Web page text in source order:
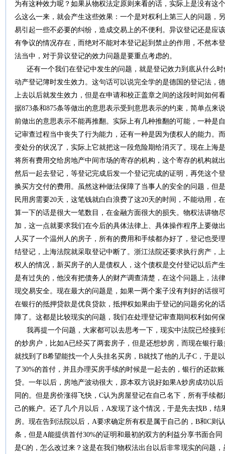
为有这种效力呢？如果从物权法定原则来看的话，实际上是没有这
么这么一来，就会产生这些效果：一个是对权利上第三人的问题，
易引起一些不必要的纠纷，造成交易上的不便利。异议登记还是应
有争议的情况存在，而绝对不能对本登记起到禁止的作用，不然本
法当中，对于异议登记的效力问题是要重点考虑的。
还有一个我们在登记中发生的问题，就是登记效力到底从什么时
动产登记簿时发生效力。这句话可以说完全学的是德国的登记法，
上去以后就发生效力，但是在申请和校正盖章之间的这段时间如何
据873条和875条等做出的意思表示受到意思表示的约束，简单点来
前做出的意思表示不能再推翻。实际上有几种推翻的可能，一种是
记审查过程当中丧失了行为能力，还有一种是因为债权人的能力。
变处分的状况了，实际上它就把这一段危险期给消灭了。现在上海
将所有费用交给房地产中间市场的寄存的机构，这个寄存的机构就
然后一起去登记，等登记完成后发一个登记完成的证明，再凭这个
换买方交付的费用。虽然这种做法保障了当事人的安全的问题，但
民用房需要20天，这笔钱就白白浪费了这20天的时间，不能动用，
算一下的话是很大一笔数目，在金融方面很大的损失。物权法讲物
加，这一点就要求我们在今后的具体法律上、具体操作程序上要做
人买了一个温州人的房子，所有的费用和手续都办好了，登记也受
结登记，上海法院就采取登记中断了。浙江法院还要求执行房产，
权人的情况，新买房子的人是债权人，这个债权是交付登记以后产
是有过失的，他没有把债务人的财产调查清楚，在这个问题上，法
现交易安全。现在最大的问题是，如果一两个案子没有判好的话很
在银行的抵押贷款是优良贷款，抵押权如果由于登记的问题劣化的
障了。这都是比较现实的问题，我们在处理登记审查期间权利如何
我再提一个问题，大家都可以去思考一下，现实中法院已经接到
的炒房户，比如A已经买了两套房子，但是还想炒房，而现在银行
就找到了B希望能找一个人头挂名买房，B就找了他的儿子C，于是
了30%的首付，并且办理买房手续的时候是一起去的，银行的还款
贷。一年以后，房地产波动很大，原本双方说好如果A炒房成功以
同的。但是房价涨得飞快，C认为房屋登记在自己名下，所有手续
己的账户。还了几个月以后，A发现了这个情况，于是先去找B，
房。现在告到法院以后，A要求确定所有权是属于自己的，B和C则
条，但是A能提供首付30%的证明和最初的双方的利益分享书面合
是C的，怎么改过来？这是在我们物权法出台以后非常现实的问题